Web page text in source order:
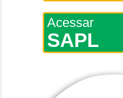
Acessar
SAPL